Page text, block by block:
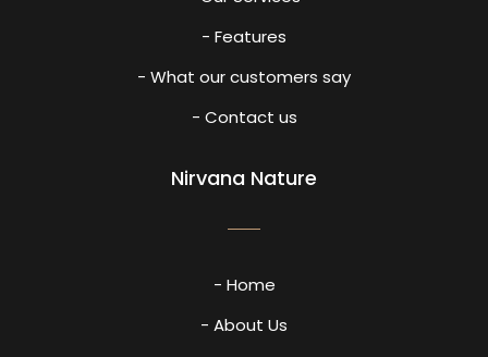
- Features
- What our customers say
- Contact us
Nirvana Nature
- Home
- About Us